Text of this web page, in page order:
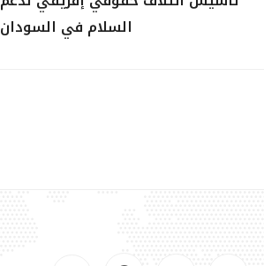
السلام في السودان